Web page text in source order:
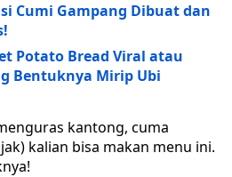
Cumi Gampang Dibuat dan
Potato Bread Viral atau
Bentuknya Mirip Ubi
kantong, cuma
kalian bisa makan menu ini.